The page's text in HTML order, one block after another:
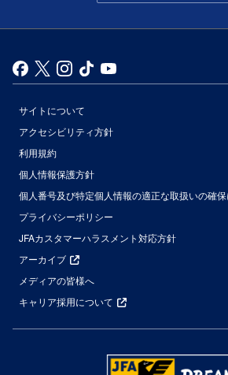
サイトについて
アクセシビリティ方針
利用規約
個人情報保護方針
個人番号及び特定個人情報の適正な取扱いの確
プライバシーポリシー
JFAカスタマーハラスメント対応方針
アーカイブ
メディアの皆様へ
キャリア採用について